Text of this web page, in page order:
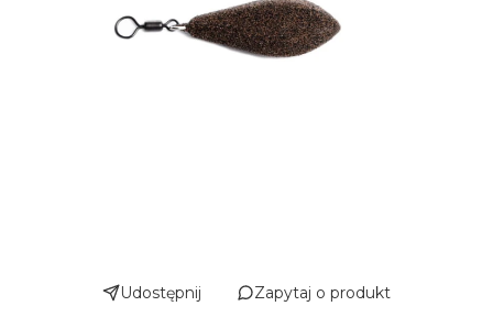
Udostępnij Zapytaj o produkt